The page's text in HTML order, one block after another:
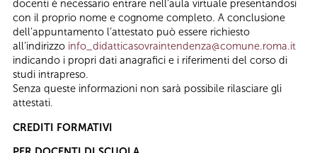
docenti è necessario entrare nell’aula virtuale presentandosi
con il proprio nome e cognome completo. A conclusione
dell’appuntamento l’attestato può essere richiesto
all’indirizzo info_didatticasovraintendenza@comune.roma.it
indicando i propri dati anagrafici e i riferimenti del corso di
studi intrapreso.
Senza queste informazioni non sarà possibile rilasciare gli
attestati.
CREDITI FORMATIVI